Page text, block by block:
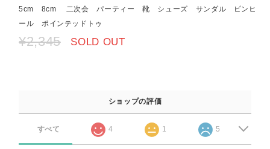
5cm 8cm 二次会 パーティー 靴 シューズ サンダル ピンヒ
ール ポインテッドトゥ
¥2,345 SOLD OUT
ショップの評価
すべて 4 1 5